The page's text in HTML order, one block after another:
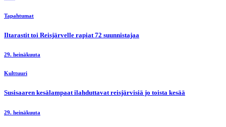
Tapahtumat
Iltarastit toi Reisjärvelle rapiat 72 suunnistajaa
29. heinäkuuta
Kulttuuri
Susisaaren kesälampaat ilahduttavat reisjärvisiä jo toista kesää
29. heinäkuuta